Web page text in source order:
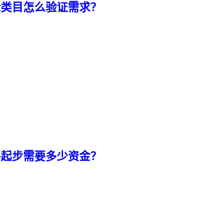
目怎么验证需求？
步需要多少资金？